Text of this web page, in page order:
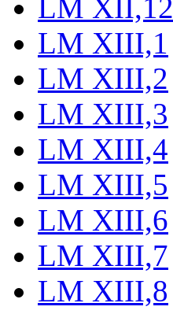
LM XII,12
LM XIII,1
LM XIII,2
LM XIII,3
LM XIII,4
LM XIII,5
LM XIII,6
LM XIII,7
LM XIII,8